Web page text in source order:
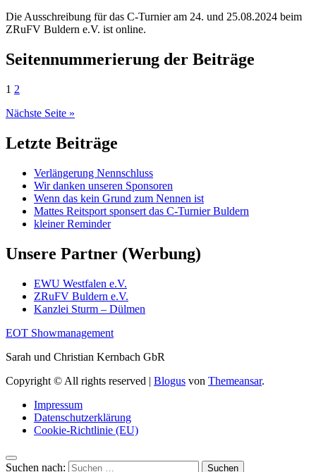
Die Ausschreibung für das C-Turnier am 24. und 25.08.2024 beim
ZRuFV Buldern e.V. ist online.
Seitennummerierung der Beiträge
1 2
Nächste Seite »
Letzte Beiträge
Verlängerung Nennschluss
Wir danken unseren Sponsoren
Wenn das kein Grund zum Nennen ist
Mattes Reitsport sponsert das C-Turnier Buldern
kleiner Reminder
Unsere Partner (Werbung)
EWU Westfalen e.V.
ZRuFV Buldern e.V.
Kanzlei Sturm – Dülmen
EOT Showmanagement
Sarah und Christian Kernbach GbR
Copyright © All rights reserved | Blogus von Themeansar.
Impressum
Datenschutzerklärung
Cookie-Richtlinie (EU)
Suchen nach: